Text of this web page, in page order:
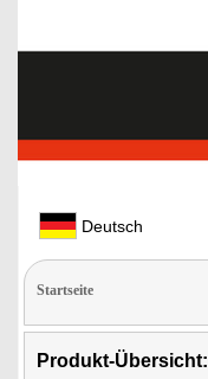
Deutsch
Startseite
Produkt-Übersicht: